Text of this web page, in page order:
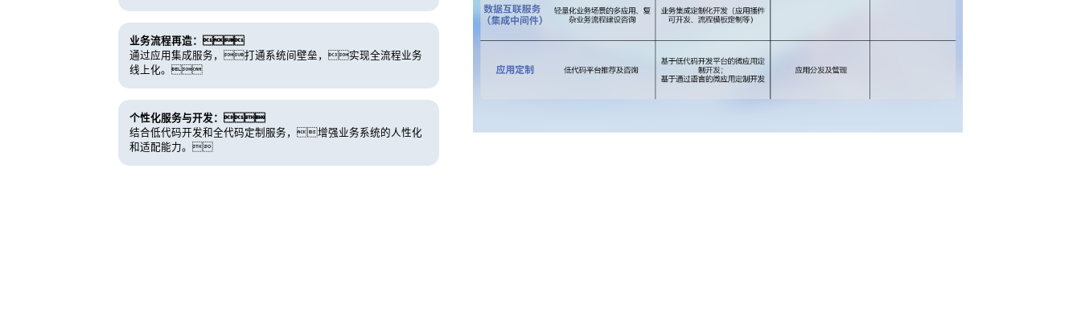
业务流程再造：
通过应用集成服务，打通系统间壁垒，实现全流程业务
线上化。
个性化服务与开发：
结合低代码开发和全代码定制服务，增强业务系统的人性化
和适配能力。